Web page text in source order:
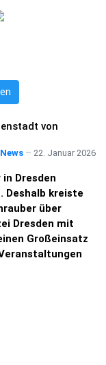
von
22. Januar 2026
Dresden
Deshalb kreiste
über
Dresden mit
Großeinsatz
Kunstsammlungen
Dresdner